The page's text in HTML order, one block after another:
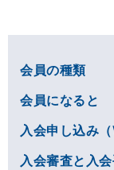
会員の種類
会員になると
入会申し込み（
入会審査と入